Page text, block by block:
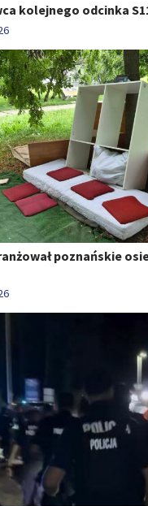
kolejnego odcinka
poznańskie